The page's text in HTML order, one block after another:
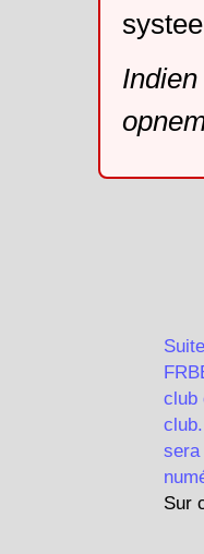
club
sera
Sur